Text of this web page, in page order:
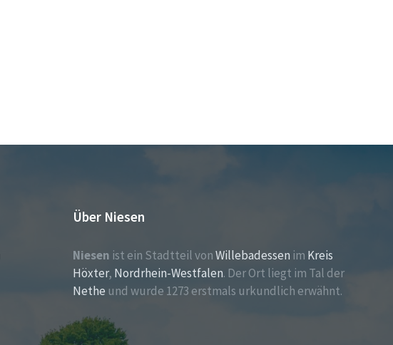
Über Niesen
Niesen ist ein Stadtteil vonWillebadessen im Kreis
Höxter, Nordrhein-Westfalen. Der Ort liegt im Tal der
Nethe und wurde 1273 erstmals urkundlich erwähnt.